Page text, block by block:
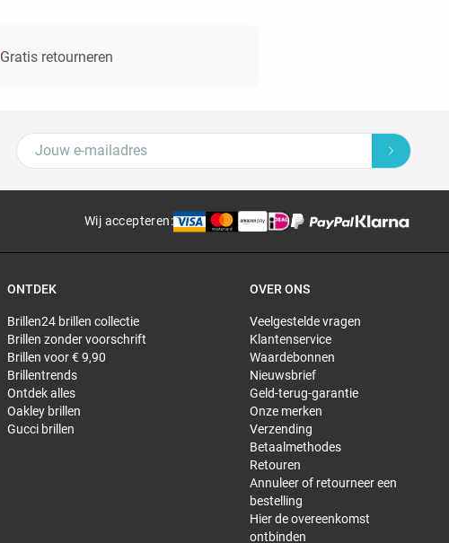
Gratis retourneren
Wij accepteren:
ONTDEK
Brillen24 brillen collectie
Brillen zonder voorschrift
Brillen voor € 9,90
Brillentrends
Ontdek alles
Oakley brillen
Gucci brillen
OVER ONS
Veelgestelde vragen
Klantenservice
Waardebonnen
Nieuwsbrief
Geld-terug-garantie
Onze merken
Verzending
Betaalmethodes
Retouren
Annuleer of retourneer een
bestelling
Hier de overeenkomst
ontbinden